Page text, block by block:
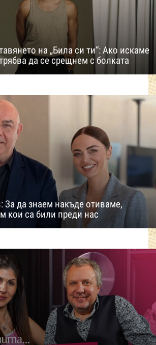
на „Била си ти“: Ако искаме
да се срещнем с болката
да знаем накъде отиваме,
кои са били преди нас